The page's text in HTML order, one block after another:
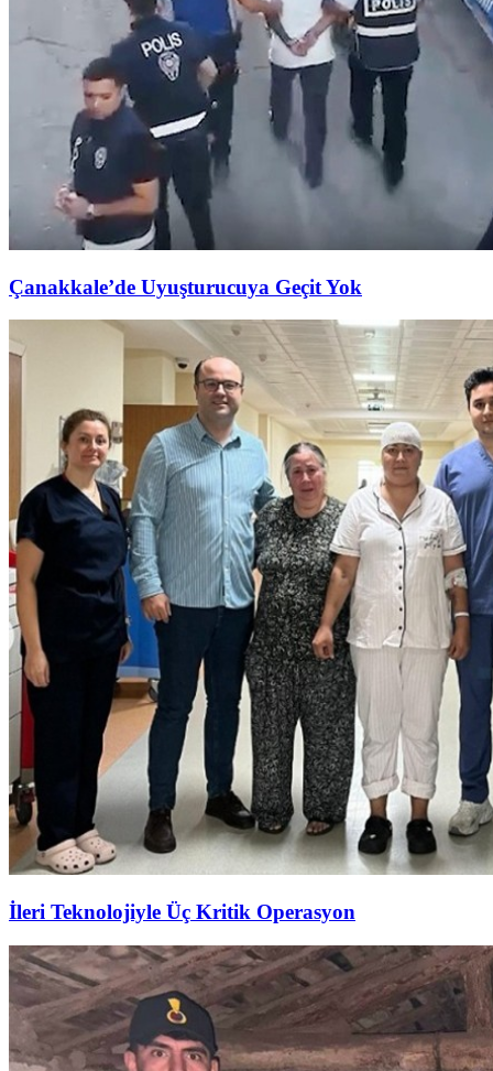
Çanakkale’de Uyuşturucuya Geçit Yok
İleri Teknolojiyle Üç Kritik Operasyon